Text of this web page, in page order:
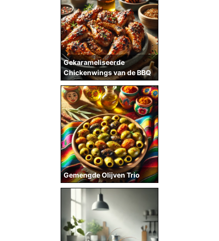
Gekarameliseerde
Chickenwings van de BBQ
Gemengde Olijven Trio